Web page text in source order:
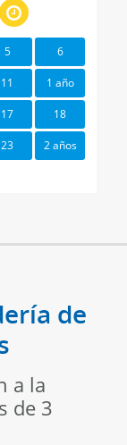
5 6
11 1 año
17 18
23 2 años
de
a la
de 3